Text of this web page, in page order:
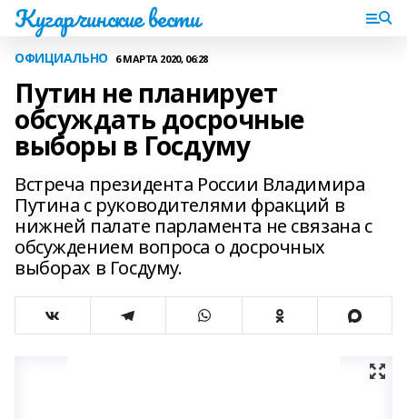
Кугарчинские вести
ОФИЦИАЛЬНО 6 МАРТА 2020, 06:28
Путин не планирует
обсуждать досрочные
выборы в Госдуму
Встреча президента России Владимира
Путина с руководителями фракций в
нижней палате парламента не связана с
обсуждением вопроса о досрочных
выборах в Госдуму.